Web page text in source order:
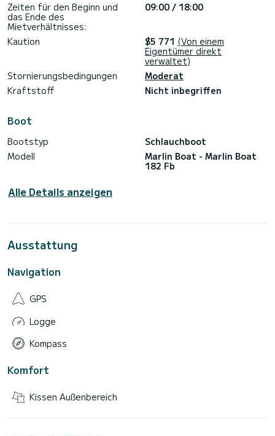
Zeiten für den Beginn und
das Ende des
Mietverhältnisses:
09:00 / 18:00
Kaution $5 771 (Von einem
Eigentümer direkt
verwaltet)
Stornierungsbedingungen
Moderat
Kraftstoff
Nicht inbegriffen
Boot
Bootstyp
Schlauchboot
Modell
Marlin Boat - Marlin Boat
182 Fb
Alle Details anzeigen
Ausstattung
Navigation
GPS
Logge
Kompass
Komfort
Kissen Außenbereich